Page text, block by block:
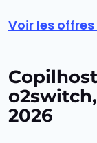
Voir les
2026